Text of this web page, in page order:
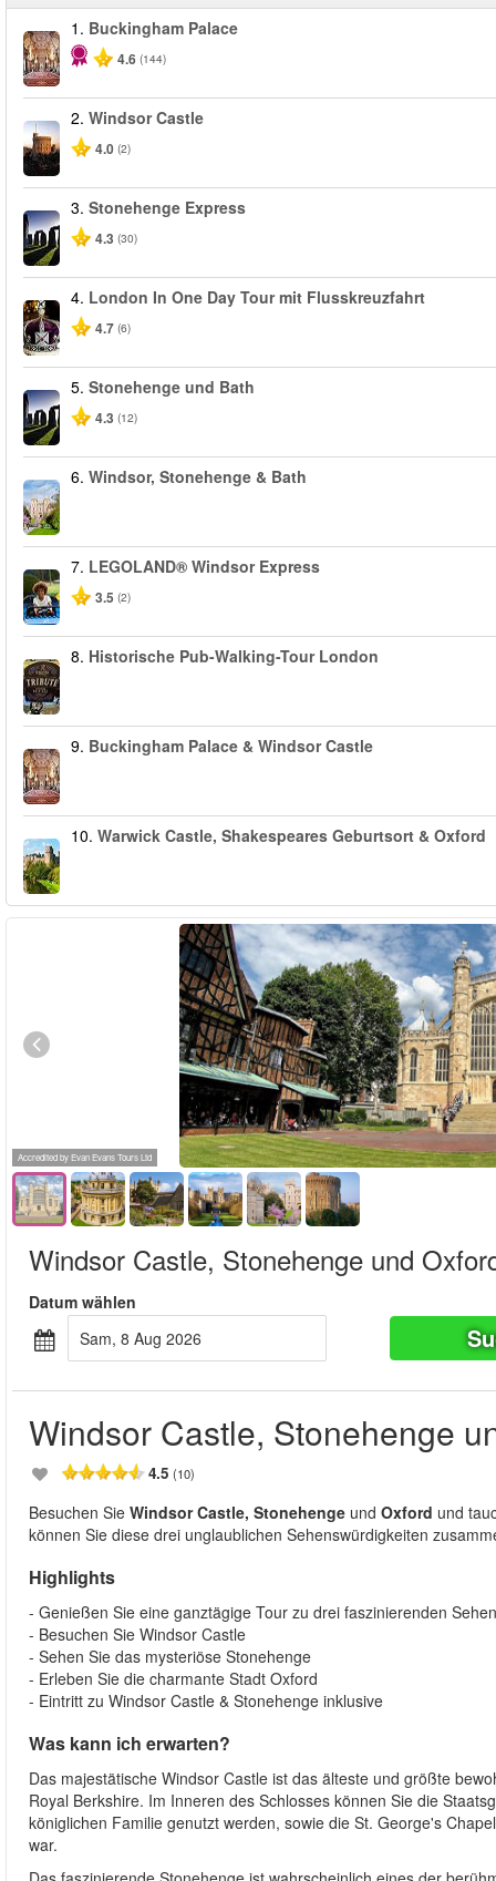
1. Buckingham Palace
4.6 (144)
2. Windsor Castle
4.0 (2)
3. Stonehenge Express
4.3 (30)
4. London In One Day Tour mit Flusskreuzfahrt
4.7 (6)
5. Stonehenge und Bath
4.3 (12)
6. Windsor, Stonehenge & Bath
7. LEGOLAND® Windsor Express
3.5 (2)
8. Historische Pub-Walking-Tour London
9. Buckingham Palace & Windsor Castle
10. Warwick Castle, Shakespeares Geburtsort & Oxford
Accredited by Evan Evans Tours Ltd
Windsor Castle, Stonehenge und
Datum wählen
Sam, 8 Aug 2026
Windsor Castle, Stonehenge
4.5 (10)
Besuchen Sie Windsor Castle, Stonehenge und Oxford und
können Sie diese drei unglaublichen Sehenswürdigkeiten
Highlights
- Genießen Sie eine ganztägige Tour zu drei faszinierenden
- Besuchen Sie Windsor Castle
- Sehen Sie das mysteriöse Stonehenge
- Erleben Sie die charmante Stadt Oxford
- Eintritt zu Windsor Castle & Stonehenge inklusive
Was kann ich erwarten?
Das majestätische Windsor Castle ist das älteste und größte
Royal Berkshire. Im Inneren des Schlosses können Sie die
königlichen Familie genutzt werden, sowie die St. George's
war.